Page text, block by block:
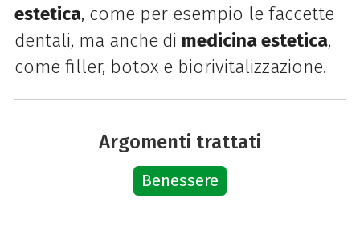
estetica, come per esempio le faccette
dentali, ma anche di medicina estetica,
come filler, botox e biorivitalizzazione.
Argomenti trattati
Benessere